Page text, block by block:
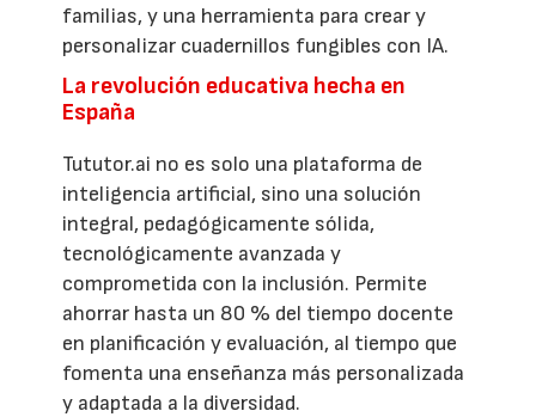
familias, y una herramienta para crear y
personalizar cuadernillos fungibles con IA.
La revolución educativa hecha en
España
Tututor.ai no es solo una plataforma de
inteligencia artificial, sino una solución
integral, pedagógicamente sólida,
tecnológicamente avanzada y
comprometida con la inclusión. Permite
ahorrar hasta un 80 % del tiempo docente
en planificación y evaluación, al tiempo que
fomenta una enseñanza más personalizada
y adaptada a la diversidad.